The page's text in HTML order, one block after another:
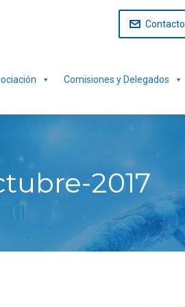
Contacto
Comisiones y Delegados
2017